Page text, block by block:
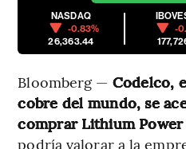
NASDAQ
-0.83%
26,363.44
-
Bloomberg — Codelco,
cobre del mundo, se
comprar Lithium
podría valorar a la